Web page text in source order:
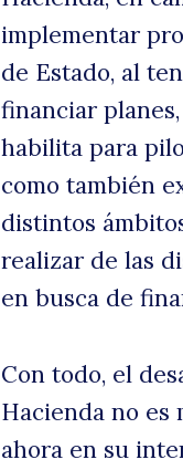
implementar
de Estado, al
financiar
habilita para
como también
distintos
realizar de las
en busca de
Con todo, el
Hacienda no es
ahora en su